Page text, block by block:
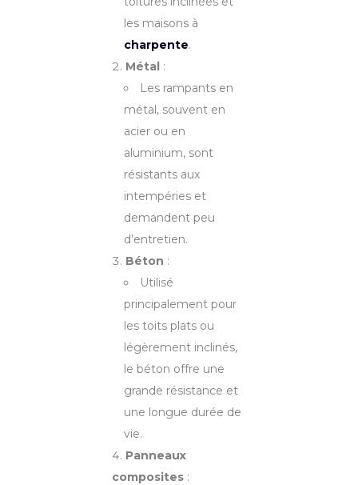
les maisons à
charpente.
Métal :
Les rampants en
métal, souvent en
acier ou en
aluminium, sont
résistants aux
intempéries et
demandent peu
d’entretien.
Béton :
Utilisé
principalement pour
les toits plats ou
légèrement inclinés,
le béton offre une
grande résistance et
une longue durée de
vie.
Panneaux
composites :